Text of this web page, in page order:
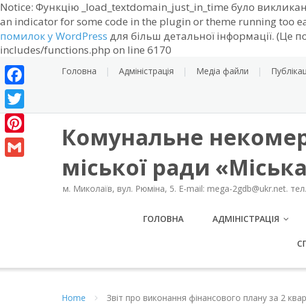
Notice: Функцію _load_textdomain_just_in_time було
an indicator for some code in the plugin or theme running too
помилок у WordPress для більш детальної інформації. (Це
includes/functions.php on line 6170
content
Головна Адміністрація Медіа файли
Комунальне
міської ради
м. Миколаїв, вул. Рюміна, 5. E-mail: mega-2gdb@ukr.net.
ГОЛОВНА АДМІНІСТРАЦІЯ
Home Звіт про виконання фінансового плану за 2
Facebook
Twitter
Pinterest